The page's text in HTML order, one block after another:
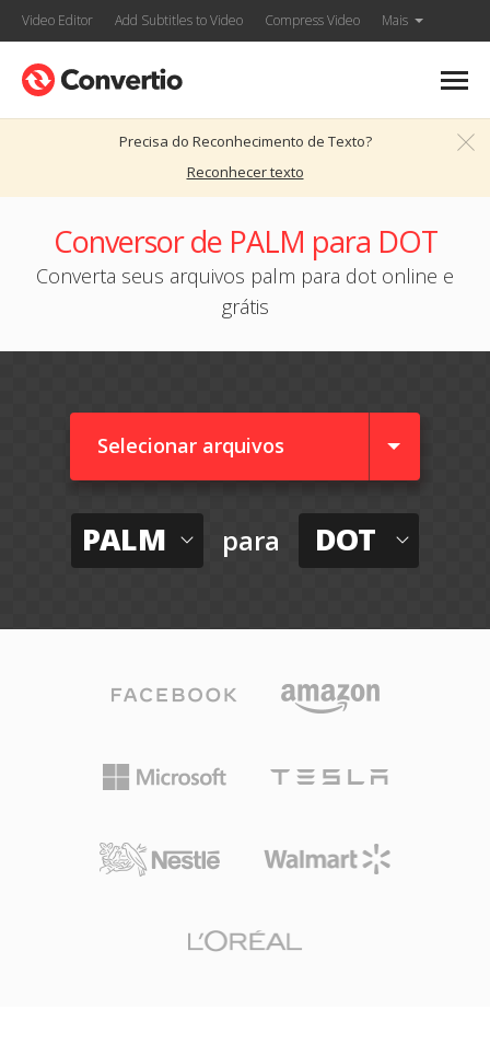
Video Editor Add Subtitles to Video Compress Video Mais
Precisa do Reconhecimento de Texto?
Reconhecer texto
Conversor de PALM para DOT
Converta seus arquivos palm para dot online e
grátis
Selecionar arquivos
PALM para DOT